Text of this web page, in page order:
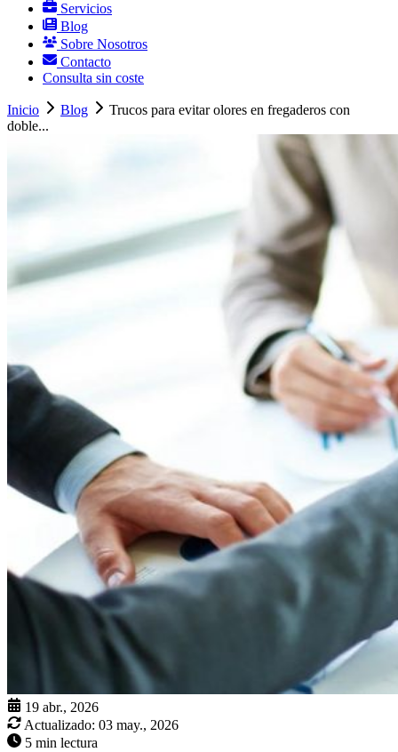
Servicios
Blog
Sobre Nosotros
Contacto
Consulta sin coste
Inicio Blog
Trucos para evitar olores en fregaderos con
doble...
19 abr., 2026
Actualizado: 03 may., 2026
5 min lectura